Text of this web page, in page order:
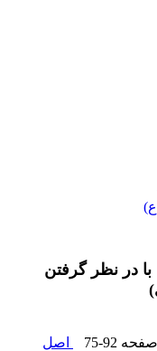
با در نظر گرفتن
صفحه 75-92
اصل